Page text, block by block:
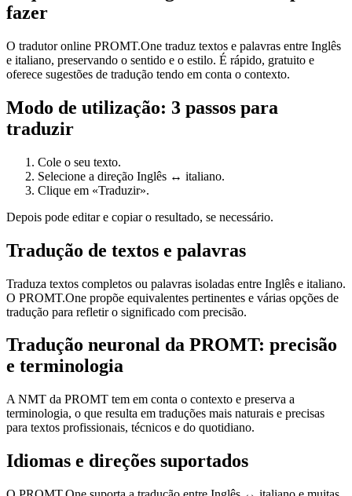
fazer
O tradutor online PROMT.One traduz textos e palavras entre Inglês
e italiano, preservando o sentido e o estilo. É rápido, gratuito e
oferece sugestões de tradução tendo em conta o contexto.
Modo de utilização: 3 passos para
traduzir
Cole o seu texto.
Selecione a direção Inglês ↔ italiano.
Clique em «Traduzir».
Depois pode editar e copiar o resultado, se necessário.
Tradução de textos e palavras
Traduza textos completos ou palavras isoladas entre Inglês e italiano.
O PROMT.One propõe equivalentes pertinentes e várias opções de
tradução para refletir o significado com precisão.
Tradução neuronal da PROMT: precisão
e terminologia
A NMT da PROMT tem em conta o contexto e preserva a
terminologia, o que resulta em traduções mais naturais e precisas
para textos profissionais, técnicos e do quotidiano.
Idiomas e direções suportados